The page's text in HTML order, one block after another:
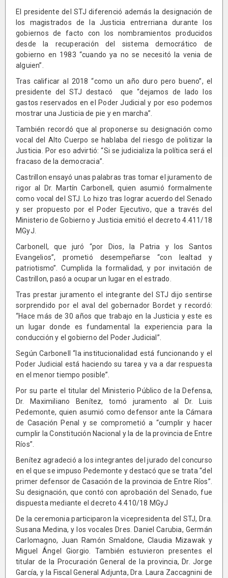
El presidente del STJ diferenció además la designación de
los magistrados de la Justicia entrerriana durante los
gobiernos de facto con los nombramientos producidos
desde la recuperación del sistema democrático de
gobierno en 1983 “cuando ya no se necesitó la venia de
alguien”.
Tras calificar al 2018 “como un año duro pero bueno”, el
presidente del STJ destacó que “dejamos de lado los
gastos reservados en el Poder Judicial y por eso podemos
mostrar una Justicia de pie y en marcha”.
También recordó que al proponerse su designación como
vocal del Alto Cuerpo se hablaba del riesgo de politizar la
Justicia. Por eso advirtió: “Si se judicializa la política será el
fracaso de la democracia”.
Castrillon ensayó unas palabras tras tomar el juramento de
rigor al Dr. Martín Carbonell, quien asumió formalmente
como vocal del STJ. Lo hizo tras lograr acuerdo del Senado
y ser propuesto por el Poder Ejecutivo, que a través del
Ministerio de Gobierno y Justicia emitió el decreto 4.411/18
MGyJ.
Carbonell, que juró “por Dios, la Patria y los Santos
Evangelios”, prometió desempeñarse “con lealtad y
patriotismo”. Cumplida la formalidad, y por invitación de
Castrillon, pasó a ocupar un lugar en el estrado.
Tras prestar juramento el integrante del STJ dijo sentirse
sorprendido por el aval del gobernador Bordet y recordó:
“Hace más de 30 años que trabajo en la Justicia y este es
un lugar donde es fundamental la experiencia para la
conducción y el gobierno del Poder Judicial”.
Según Carbonell “la institucionalidad está funcionando y el
Poder Judicial está haciendo su tarea y va a dar respuesta
en el menor tiempo posible”.
Por su parte el titular del Ministerio Público de la Defensa,
Dr. Maximiliano Benítez, tomó juramento al Dr. Luis
Pedemonte, quien asumió como defensor ante la Cámara
de Casación Penal y se comprometió a “cumplir y hacer
cumplir la Constitución Nacional y la de la provincia de Entre
Ríos”.
Benítez agradeció a los integrantes del jurado del concurso
en el que se impuso Pedemonte y destacó que se trata “del
primer defensor de Casación de la provincia de Entre Ríos”.
Su designación, que contó con aprobación del Senado, fue
dispuesta mediante el decreto 4.410/18 MGyJ
De la ceremonia participaron la vicepresidenta del STJ, Dra.
Susana Medina, y los vocales Dres. Daniel Carubia, Germán
Carlomagno, Juan Ramón Smaldone, Claudia Mizawak y
Miguel Ángel Giorgio. También estuvieron presentes el
titular de la Procuración General de la provincia, Dr. Jorge
García, y la Fiscal General Adjunta, Dra. Laura Zaccagnini de